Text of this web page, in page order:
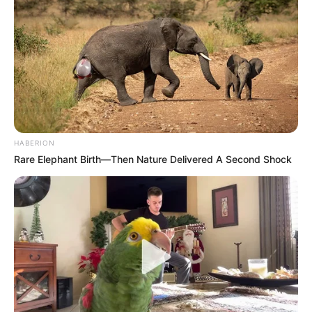
Εκείνη την εποχή εστιάσαμε στο Gates Foundation, το
οποίο χρηματοδότησε το δίκτυο Arabella που επένδυσε
εκατομμύρια σε διαδηλώσεις «No Kings». Αυτές οι
διαδηλώσεις απέτυχαν τελικά, αλλά ήταν επιχειρήσεις
τύπου «επανάστασης χρωμάτων» με στόχο τη
HABERION
Rare Elephant Birth—Then Nature Delivered A Second Shock